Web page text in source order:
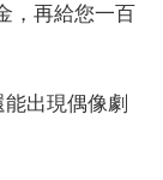
，再給您一百